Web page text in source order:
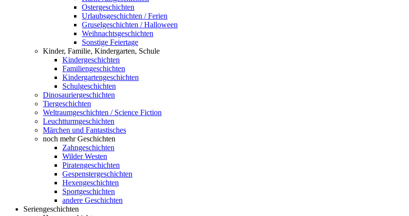
Ostergeschichten
Urlaubsgeschichten / Ferien
Gruselgeschichten / Halloween
Weihnachtsgeschichten
Sonstige Feiertage
Kinder, Familie, Kindergarten, Schule
Kindergeschichten
Familiengeschichten
Kindergartengeschichten
Schulgeschichten
Dinosauriergeschichten
Tiergeschichten
Weltraumgeschichten / Science Fiction
Leuchtturmgeschichten
Märchen und Fantastisches
noch mehr Geschichten
Zahngeschichten
Wilder Westen
Piratengeschichten
Gespenstergeschichten
Hexengeschichten
Sportgeschichten
andere Geschichten
Seriengeschichten